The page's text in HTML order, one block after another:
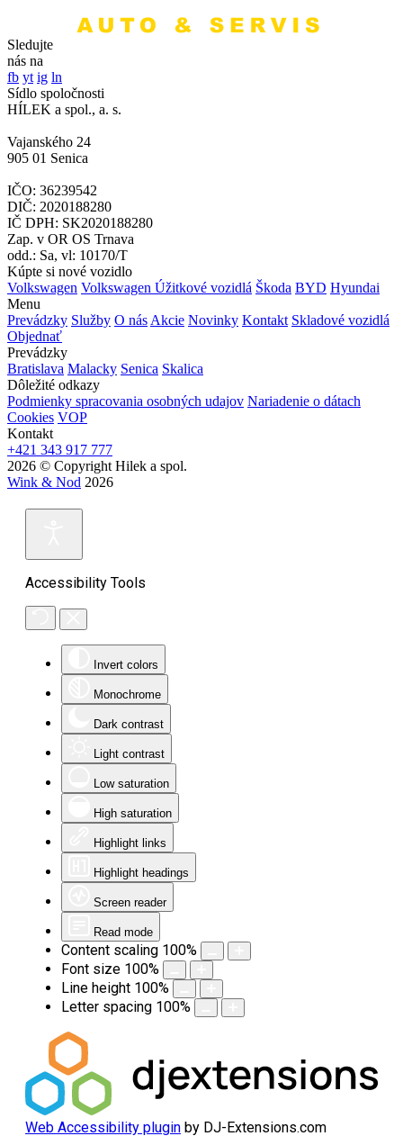
Sledujte
nás na
fb yt ig ln
Sídlo spoločnosti
HÍLEK a spol., a. s.
Vajanského 24
905 01 Senica
IČO: 36239542
DIČ: 2020188280
IČ DPH: SK2020188280
Zap. v OR OS Trnava
odd.: Sa, vl: 10170/T
Kúpte si nové vozidlo
Volkswagen Volkswagen Úžitkové vozidlá Škoda BYD Hyundai
Menu
Prevádzky Služby O nás Akcie Novinky Kontakt Skladové vozidlá
Objednať
Prevádzky
Bratislava Malacky Senica Skalica
Dôležité odkazy
Podmienky spracovania osobných udajov Nariadenie o dátach
Cookies VOP
Kontakt
+421 343 917 777
2026 © Copyright Hilek a spol.
Wink & Nod 2026
Accessibility Tools
Invert colors
Monochrome
Dark contrast
Light contrast
Low saturation
High saturation
Highlight links
Highlight headings
Screen reader
Read mode
Content scaling 100%
Font size 100%
Line height 100%
Letter spacing 100%
Web Accessibility plugin by DJ-Extensions.com